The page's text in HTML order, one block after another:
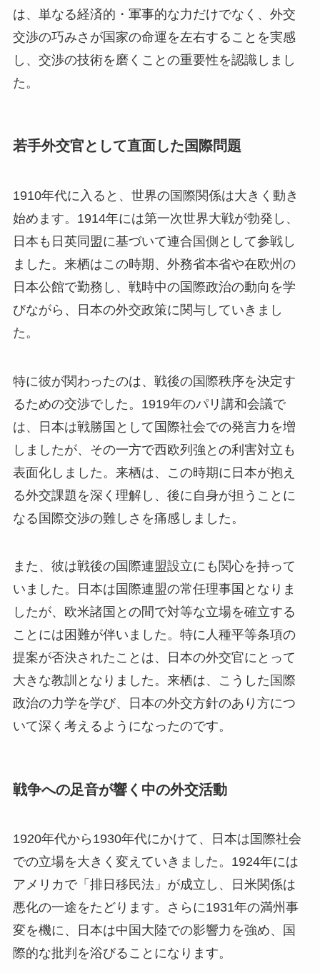
は、単なる経済的・軍事的な力だけでなく、外交
交渉の巧みさが国家の命運を左右することを実感
し、交渉の技術を磨くことの重要性を認識しまし
た。
若手外交官として直面した国際問題
1910年代に入ると、世界の国際関係は大きく動き
始めます。1914年には第一次世界大戦が勃発し、
日本も日英同盟に基づいて連合国側として参戦し
ました。来栖はこの時期、外務省本省や在欧州の
日本公館で勤務し、戦時中の国際政治の動向を学
びながら、日本の外交政策に関与していきまし
た。
特に彼が関わったのは、戦後の国際秩序を決定す
るための交渉でした。1919年のパリ講和会議で
は、日本は戦勝国として国際社会での発言力を増
しましたが、その一方で西欧列強との利害対立も
表面化しました。来栖は、この時期に日本が抱え
る外交課題を深く理解し、後に自身が担うことに
なる国際交渉の難しさを痛感しました。
また、彼は戦後の国際連盟設立にも関心を持って
いました。日本は国際連盟の常任理事国となりま
したが、欧米諸国との間で対等な立場を確立する
ことには困難が伴いました。特に人種平等条項の
提案が否決されたことは、日本の外交官にとって
大きな教訓となりました。来栖は、こうした国際
政治の力学を学び、日本の外交方針のあり方につ
いて深く考えるようになったのです。
戦争への足音が響く中の外交活動
1920年代から1930年代にかけて、日本は国際社会
での立場を大きく変えていきました。1924年には
アメリカで「排日移民法」が成立し、日米関係は
悪化の一途をたどります。さらに1931年の満州事
変を機に、日本は中国大陸での影響力を強め、国
際的な批判を浴びることになります。